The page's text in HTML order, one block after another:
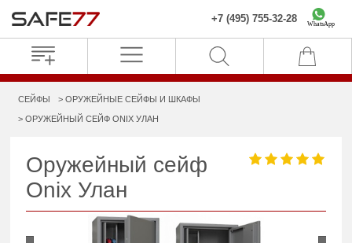
+7 (495) 755-32-28 WhatsApp
СЕЙФЫ ОРУЖЕЙНЫЕ СЕЙФЫ И ШКАФЫ
ОРУЖЕЙНЫЙ СЕЙФ ONIX УЛАН
Оружейный сейф
Onix Улан